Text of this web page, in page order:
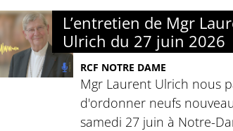
L’entretien de Mgr
Ulrich du 27 juin 2026
RCF NOTRE DAME
Mgr Laurent Ulrich nous
d'ordonner neufs
samedi 27 juin à Notre-